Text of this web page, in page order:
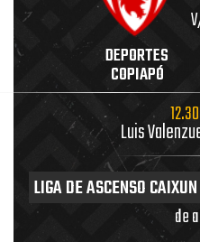
DEPORTES
COPIAPÓ
Luis
LIGA DE ASCENSO
de